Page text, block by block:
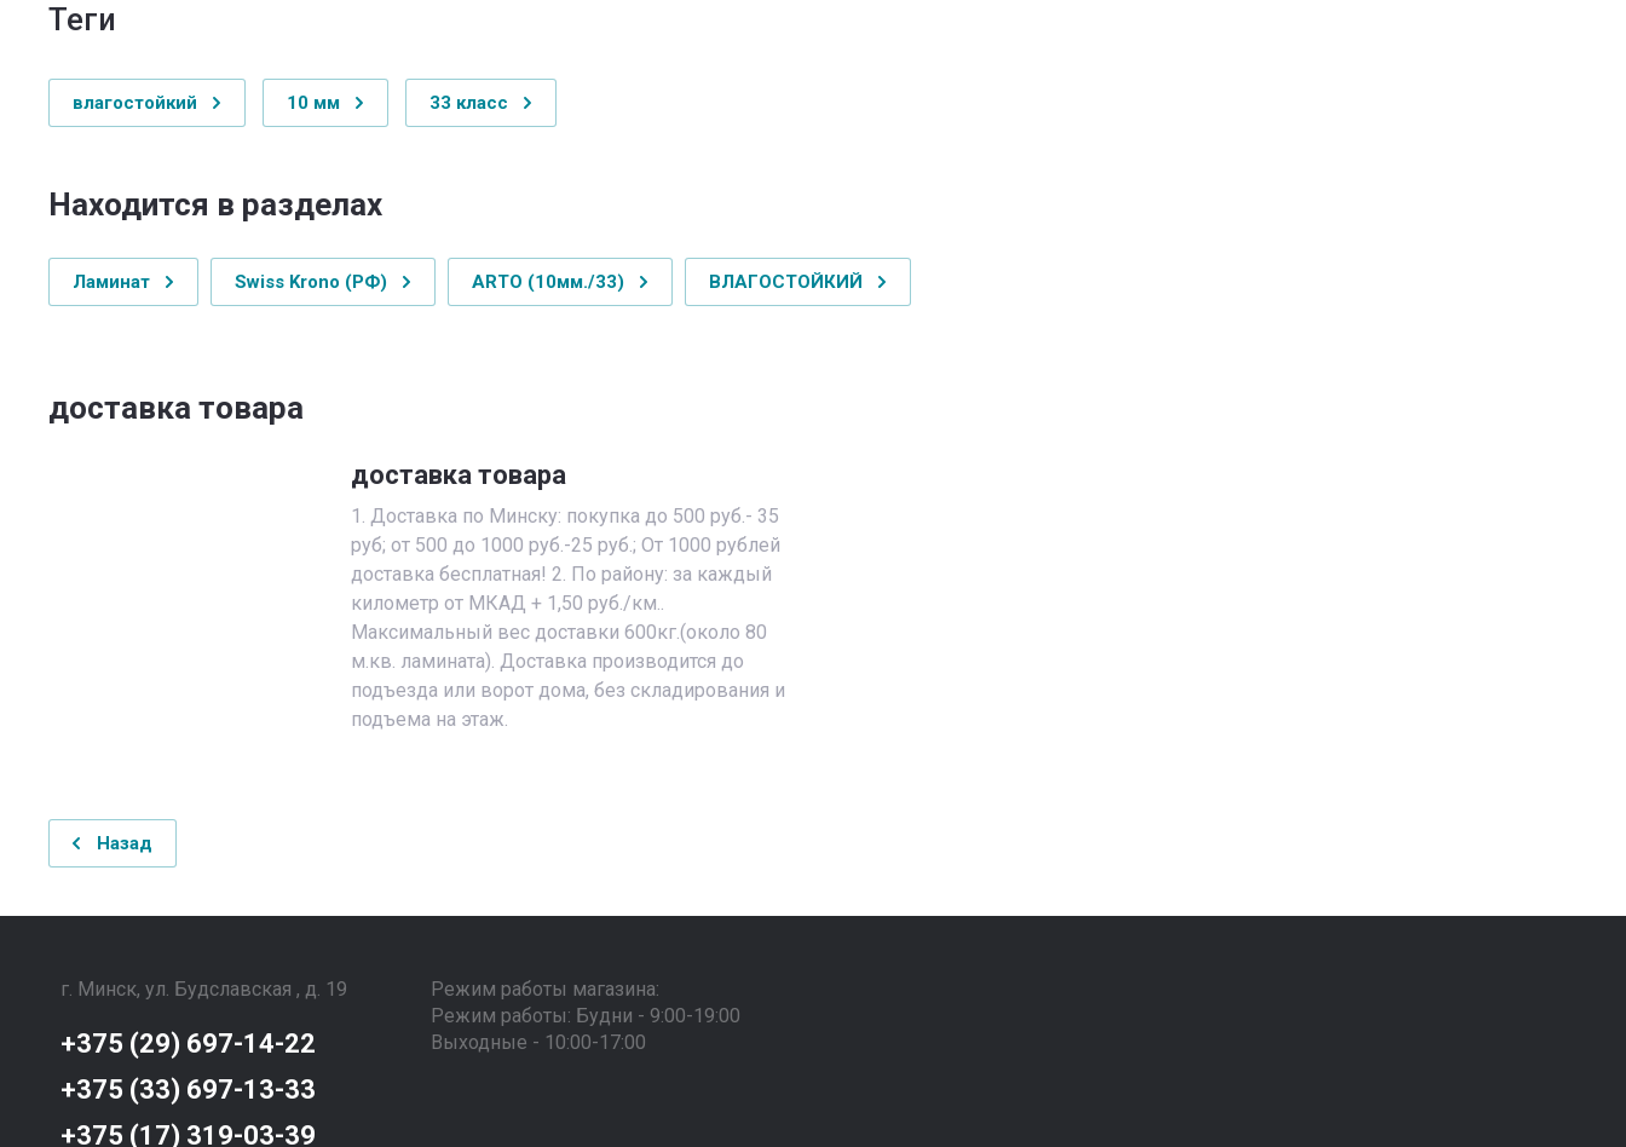
теги
влагостойкий 10 мм 33 класс
Находится в разделах
Ламинат Swiss Krono (РФ) ARTO (10мм./33) ВЛАГОСТОЙКИЙ
доставка товара
доставка товара
1. Доставка по Минску: покупка до 500 руб.- 35
руб; от 500 до 1000 руб.-25 руб.; От 1000 рублей
доставка бесплатная! 2. По району: за каждый
километр от МКАД + 1,50 руб./км..
Максимальный вес доставки 600кг.(около 80
м.кв. ламината). Доставка производится до
подъезда или ворот дома, без складирования и
подъема на этаж.
Назад
г. Минск, ул. Будславская , д. 19
+375 (29) 697-14-22
+375 (33) 697-13-33
+375 (17) 319-03-39
Режим работы магазина:
Режим работы: Будни - 9:00-19:00
Выходные - 10:00-17:00